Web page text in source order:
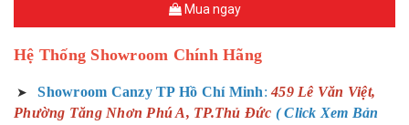
Mua ngay
Hệ Thống Showroom Chính Hãng
➤ Showroom Canzy TP Hồ Chí Minh: 459 Lê Văn Việt,
Phường Tăng Nhơn Phú A, TP.Thủ Đức ( Click Xem Bản